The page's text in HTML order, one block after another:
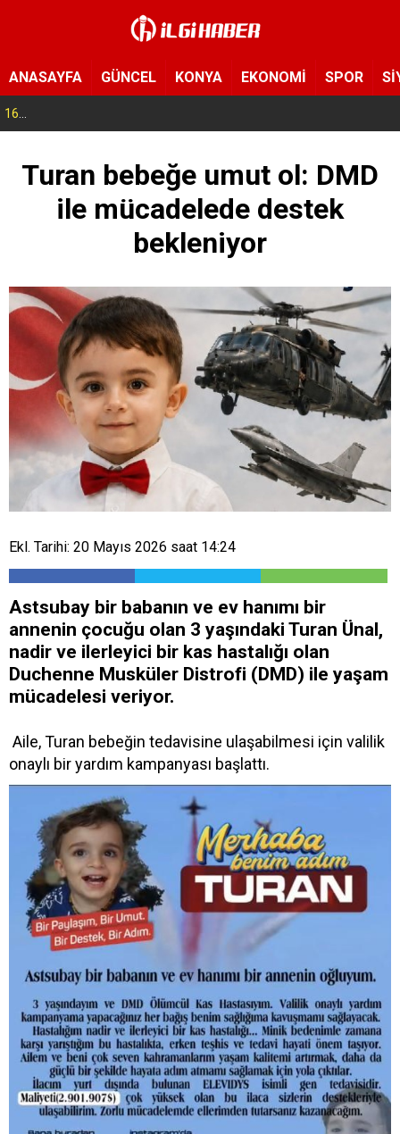
ANASAYFA GÜNCEL KONYA EKONOMİ SPOR
16:06
Turan bebeğe umut ol: DMD
ile mücadelede destek
bekleniyor
Ekl. Tarihi: 20 Mayıs 2026 saat 14:24
Astsubay bir babanın ve ev hanımı bir
annenin çocuğu olan 3 yaşındaki Turan Ünal,
nadir ve ilerleyici bir kas hastalığı olan
Duchenne Musküler Distrofi (DMD) ile yaşam
mücadelesi veriyor.
Aile, Turan bebeğin tedavisine ulaşabilmesi için valilik
onaylı bir yardım kampanyası başlattı.